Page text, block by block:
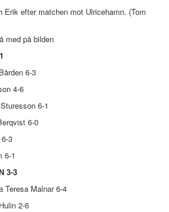
Erik efter matchen mot Ulricehamn. (Tom
med på bilden
6-3
4-6
6-1
6-0
3
6-1
3-3
Teresa Malnar 6-4
2-6